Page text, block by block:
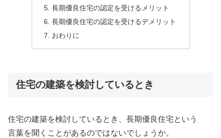
長期優良住宅の認定を受けるメリット
長期優良住宅の認定を受けるデメリット
おわりに
住宅の建築を検討しているとき
住宅の建築を検討しているとき、長期優良住宅という
言葉を聞くことがあるのではないでしょうか。